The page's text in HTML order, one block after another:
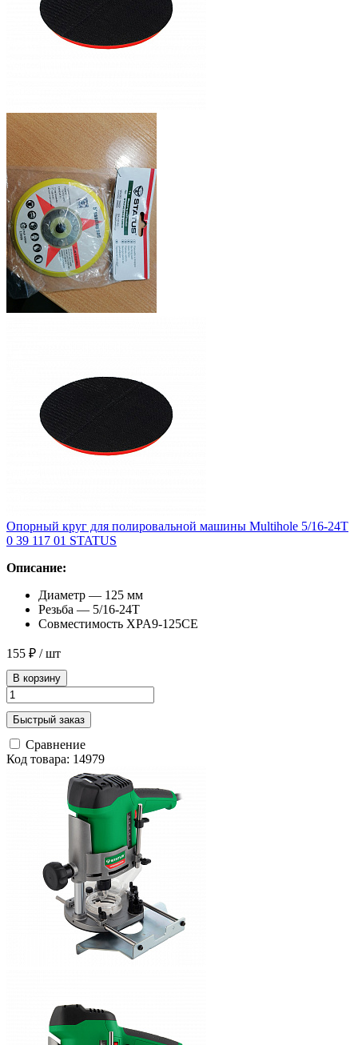
Опорный круг для полировальной машины Multihole 5/16-24T
0 39 117 01 STATUS
Описание:
Диаметр — 125 мм
Резьба — 5/16-24T
Совместимость XPA9-125CE
155 ₽ / шт
В корзину
Быстрый заказ
Сравнение
Код товара: 14979